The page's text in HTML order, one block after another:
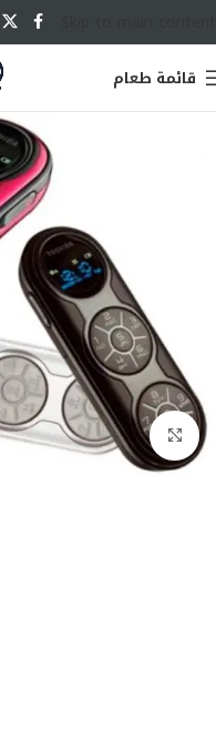
قائمة طعام
انقر للتكبير